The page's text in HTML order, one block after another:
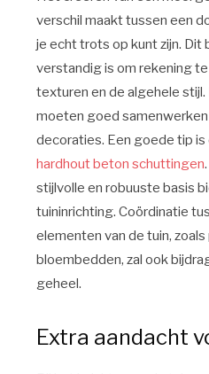
verschil maakt tussen een
je echt trots op kunt zijn.
verstandig is om rekening
texturen en de algehele
moeten goed
decoraties. Een goede tip is
hardhout beton schuttingen
stijlvolle en robuuste basis
tuininrichting. Coördinatie
elementen van de tuin, zoals
bloembedden, zal ook
geheel.
Extra aandacht